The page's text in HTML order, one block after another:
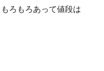
ろもろあって値段は